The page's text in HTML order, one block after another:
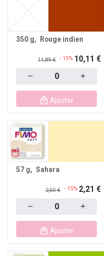
350 g Rouge indien
11,89 € - 15% 10,11 €
Ajouter
57 g Sahara
2,60 € - 15% 2,21 €
Ajouter